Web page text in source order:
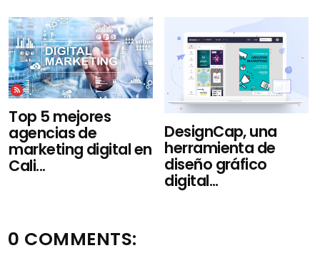
Top 5 mejores
agencias de
marketing digital en
Cali...
DesignCap, una
herramienta de
diseño gráfico
digital...
0 COMMENTS: